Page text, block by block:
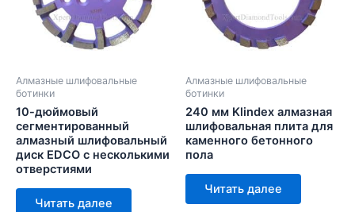
Алмазные шлифовальные
ботинки
10-дюймовый
сегментированный
алмазный шлифовальный
диск EDCO с несколькими
отверстиями
Читать далее
Алмазные шлифовальные
ботинки
240 мм Klindex алмазная
шлифовальная плита для
каменного бетонного
пола
Читать далее